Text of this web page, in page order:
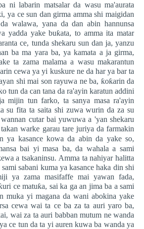
ni labarin matsalar da wasu ma'aurata
ya ce sun dan girma amma shi maigidan
walawa, yana da dan abin hannunsa
yadda yake buƙata, to amma ita matar
ce, tunda shekaru sun dan ja, yanzu
ba ma yara ba, ya kamata a ja girma,
ta zama malama a wasu makarantun
arin cewa ya yi kuskure ne da har ya bar ta
shi mai son rayuwa ne ba, ƙoƙarin da
tun da can tana da ra'ayin karatun addini
mijin tun farko, ta sanya masa ra'ayin
su fita ta saita shi zuwa wurin da za su
cutar bai yuwuwa a 'yan shekaru
warke garau tare juriya da farmakin
ya kasance kowa da abin da yake so,
bai yi masa ba, da wahala a sami
a tsakaninsu. Amma ta nahiyar halitta
sabani kuma ya kasance haka din shi
ya zama masifaffe mai yawan fada,
uri ce matuƙa, sai ka ga an jima ba a sami
muka yi magana da wani abokina yake
cewa wai ta ce ba za ta auri yaro ba,
wai za ta auri babban mutum ne wanda
ce tun da ta yi auren kuwa ba wanda ya